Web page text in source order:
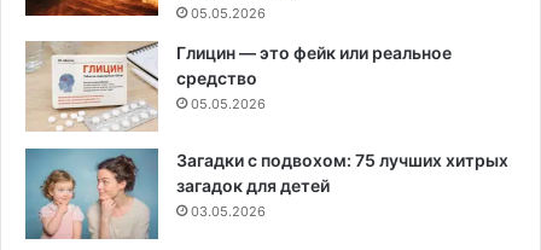
05.05.2026
Глицин — это фейк или реальное
средство
05.05.2026
Загадки с подвохом: 75 лучших хитрых
загадок для детей
03.05.2026